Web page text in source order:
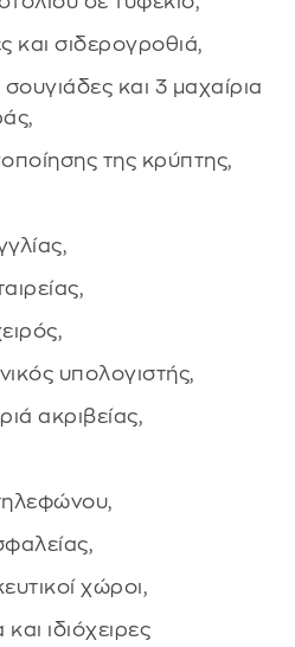
και σιδερογροθιά,
και 3 μαχαίρια
της κρύπτης,
υπολογιστής,
ακριβείας,
χώροι,
ιδιόχειρες